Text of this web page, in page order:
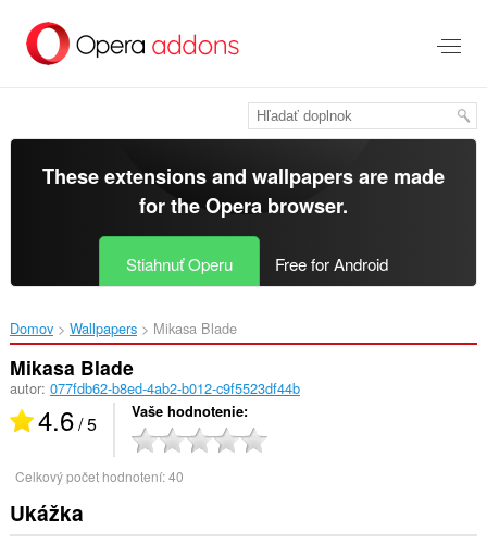
hlavný
These extensions and wallpapers are made
for theOpera browser.
Stiahnuť Operu Free for Android
Domov Wallpapers Mikasa Blade‎
Mikasa Blade
autor: 077fdb62-b8ed-4ab2-b012-c9f5523df44b
4.6/ 5 Vaše hodnotenie
Celkový počet hodnotení:40
Ukážka